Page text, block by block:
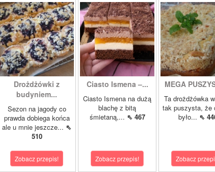
Drożdżówki z
budyniem...
Sezon na jagody co
prawda dobiega końca
ale u mnie jeszcze... ⇖
510
Zobacz przepis!
Ciasto Ismena –...
Ciasto Ismena na dużą
blachę z bitą
śmietaną,... ⇖ 467
Zobacz przepis!
MEGA
Ta drożdżówka
tak puszysta, że
było... ⇖
Zobacz